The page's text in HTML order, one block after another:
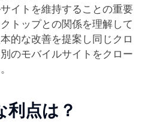
イトを維持することの重要
トップとの関係を理解し​​て
的な改善を提案し同じクロ
のモバイルサイトをクロー
利点は？